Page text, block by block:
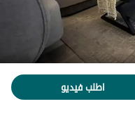
اطلب فيديو